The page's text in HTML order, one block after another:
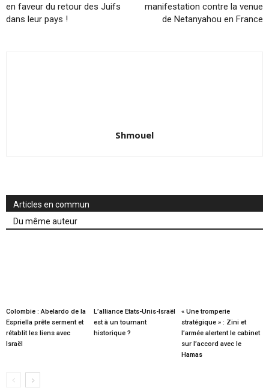
en faveur du retour des Juifs
dans leur pays !
manifestation contre la venue
de Netanyahou en France
Shmouel
Articles en commun
Du même auteur
Colombie : Abelardo de la
Espriella prête serment et
rétablit les liens avec
Israël
L’alliance Etats-Unis-Israël
est à un tournant
historique ?
« Une tromperie
stratégique » : Zini et
l’armée alertent le cabinet
sur l’accord avec le
Hamas